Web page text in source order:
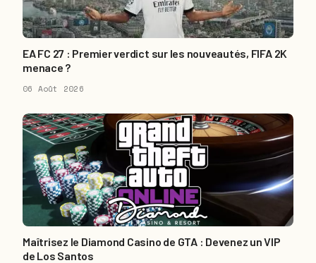
EA FC 27 : Premier verdict sur les nouveautés, FIFA 2K
menace ?
06 Août 2026
Maîtrisez le Diamond Casino de GTA : Devenez un VIP
de Los Santos